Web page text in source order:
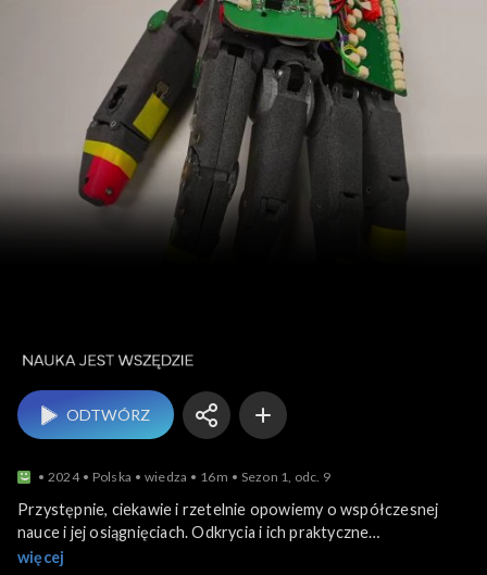
Nauka jest wszędzie
ODTWÓRZ
2024 Polska wiedza 16m Sezon 1, odc. 9
Przystępnie, ciekawie i rzetelnie opowiemy o współczesnej
nauce i jej osiągnięciach. Odkrycia i ich praktyczne
zastosowanie w naszym życiu przedstawią wybitni badacze z
więcej